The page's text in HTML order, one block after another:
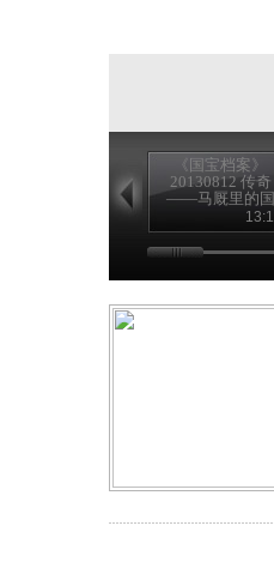
《国宝档案》
20130812 传奇
——马厩里的国